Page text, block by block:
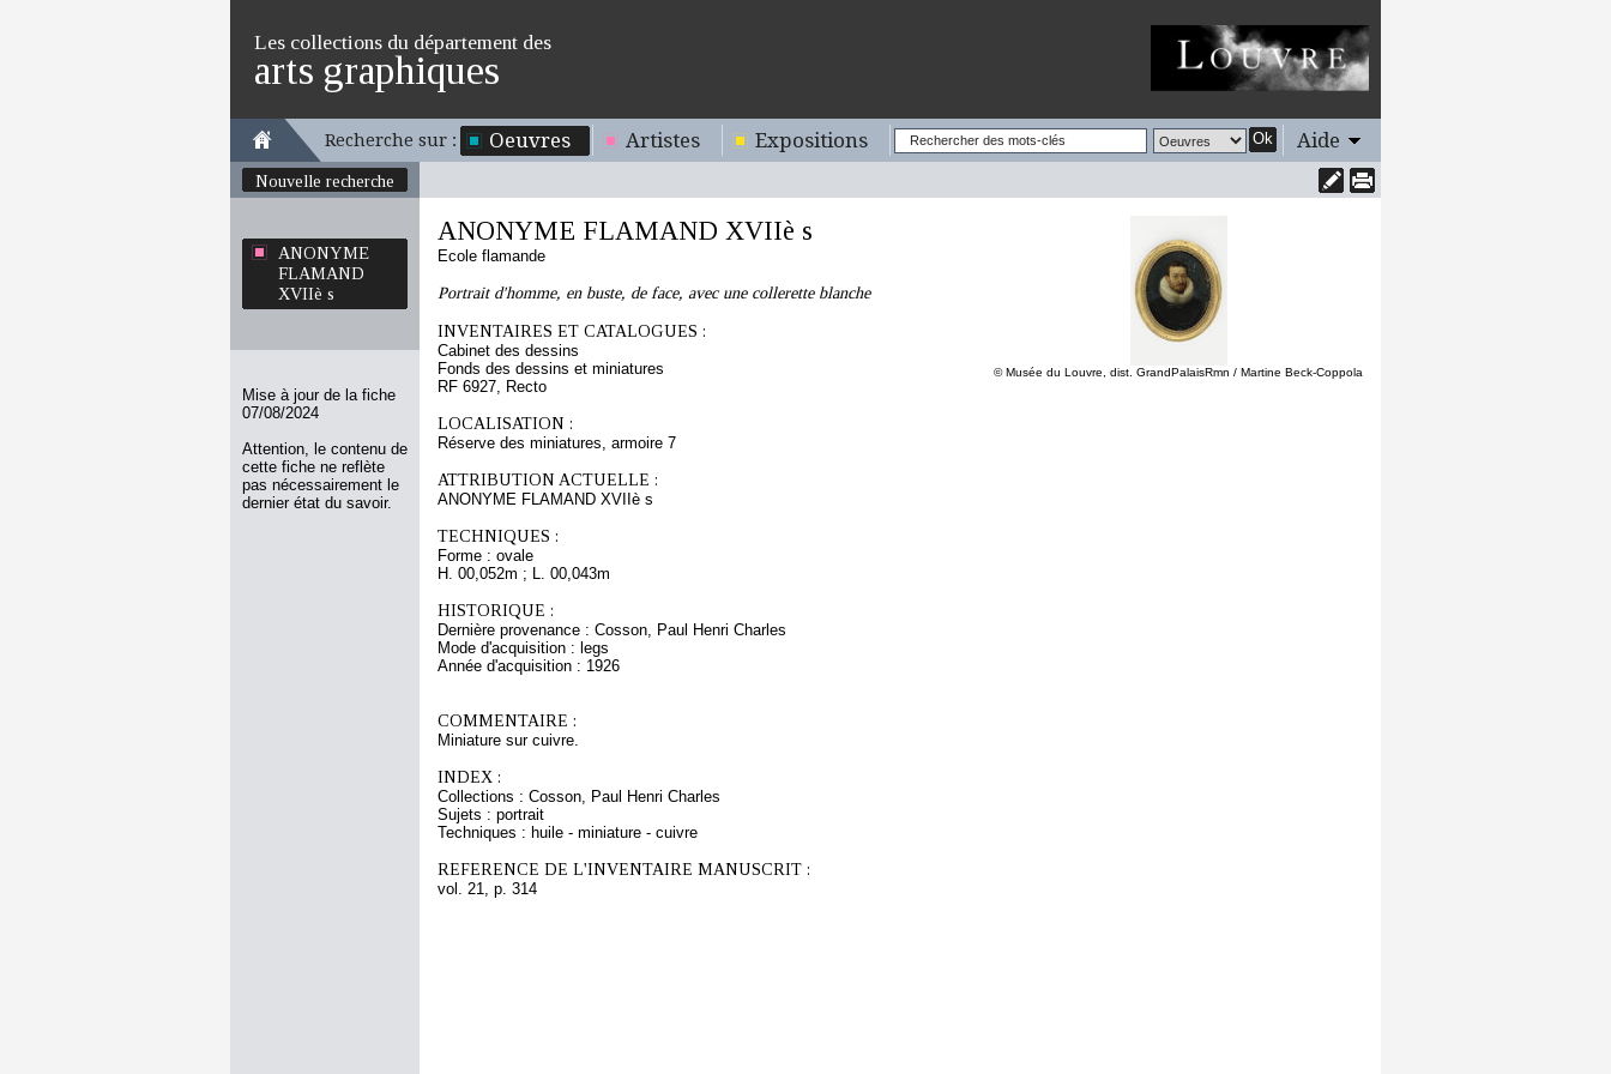
Les collections du département des
arts graphiques
Recherche sur : Oeuvres Artistes Expositions Ok Aide
Nouvelle recherche
ANONYME
FLAMAND
XVIIè s
Mise à jour de la fiche
07/08/2024
Attention, le contenu de
cette fiche ne reflète
pas nécessairement le
dernier état du savoir.
© Musée du Louvre, dist. GrandPalaisRmn / Martine Beck-Coppola
ANONYME FLAMAND XVIIè s
Ecole flamande
Portrait d'homme, en buste, de face, avec une collerette blanche
INVENTAIRES ET CATALOGUES :
Cabinet des dessins
Fonds des dessins et miniatures
RF 6927, Recto
LOCALISATION :
Réserve des miniatures, armoire 7
ATTRIBUTION ACTUELLE :
ANONYME FLAMAND XVIIè s
TECHNIQUES :
Forme : ovale
H. 00,052m ; L. 00,043m
HISTORIQUE :
Dernière provenance : Cosson, Paul Henri Charles
Mode d'acquisition : legs
Année d'acquisition : 1926
COMMENTAIRE :
Miniature sur cuivre.
INDEX :
Collections : Cosson, Paul Henri Charles
Sujets : portrait
Techniques : huile - miniature - cuivre
REFERENCE DE L'INVENTAIRE MANUSCRIT :
vol. 21, p. 314